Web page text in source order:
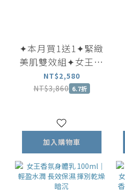
✦本月買1送1✦緊緻
美肌雙效組✦女王香
氛美體油100ml 贈
美體乳100ml
NT$2,580
NT$3,860 6.7折
加入購物車